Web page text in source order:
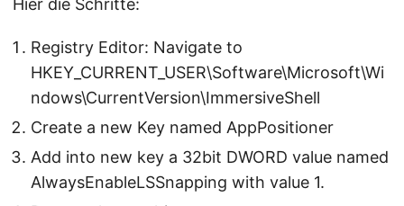
Hier die Schritte:
Registry Editor: Navigate to
HKEY_CURRENT_USER\Software\Microsoft\Wi
ndows\CurrentVersion\ImmersiveShell
Create a new Key named AppPositioner
Add into new key a 32bit DWORD value named
AlwaysEnableLSSnapping with value 1.